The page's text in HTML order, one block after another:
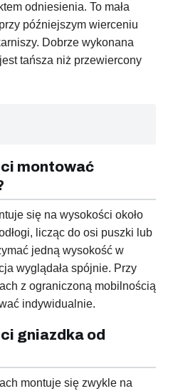
odniesienia. To mała
późniejszym wierceniu
Dobrze wykonana
tańsza niż przewiercony
montować
się na wysokości około
licząc do osi puszki lub
jedną wysokość w
wyglądała spójnie. Przy
z ograniczoną mobilnością
indywidualnie.
gniazdka od
montuje się zwykle na